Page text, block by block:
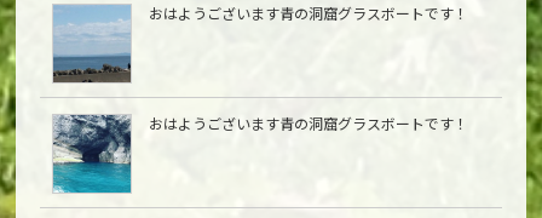
おはようございます青の洞窟グラスボートです！
おはようございます青の洞窟グラスボートです！